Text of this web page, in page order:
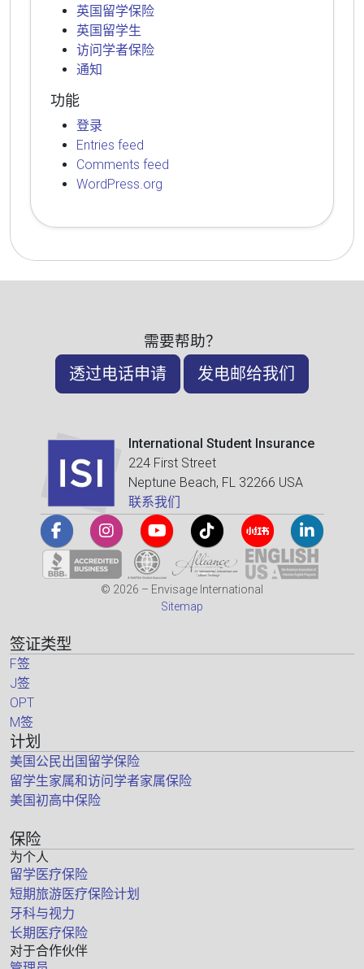
英国留学保险
英国留学生
访问学者保险
通知
功能
登录
Entries feed
Comments feed
WordPress.org
需要帮助？
透过电话申请 发电邮给我们
International Student Insurance
224 First Street
Neptune Beach, FL 32266 USA
联系我们
© 2026 – Envisage International
Sitemap
签证类型
F签
J签
OPT
M签
计划
美国公民出国留学保险
留学生家属和访问学者家属保险
美国初高中保险
保险
为个人
留学医疗保险
短期旅游医疗保险计划
牙科与视力
长期医疗保险
对于合作伙伴